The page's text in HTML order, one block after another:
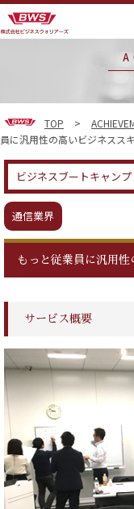
TOP >
員に汎用性の高いビジネスス
ビジネスブートキャンプ
通信業界
もっと従業員に汎用
サービス概要